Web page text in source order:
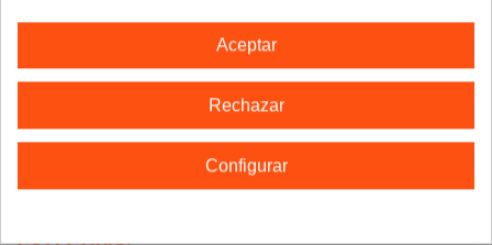
Aceptar
Rechazar
Configurar